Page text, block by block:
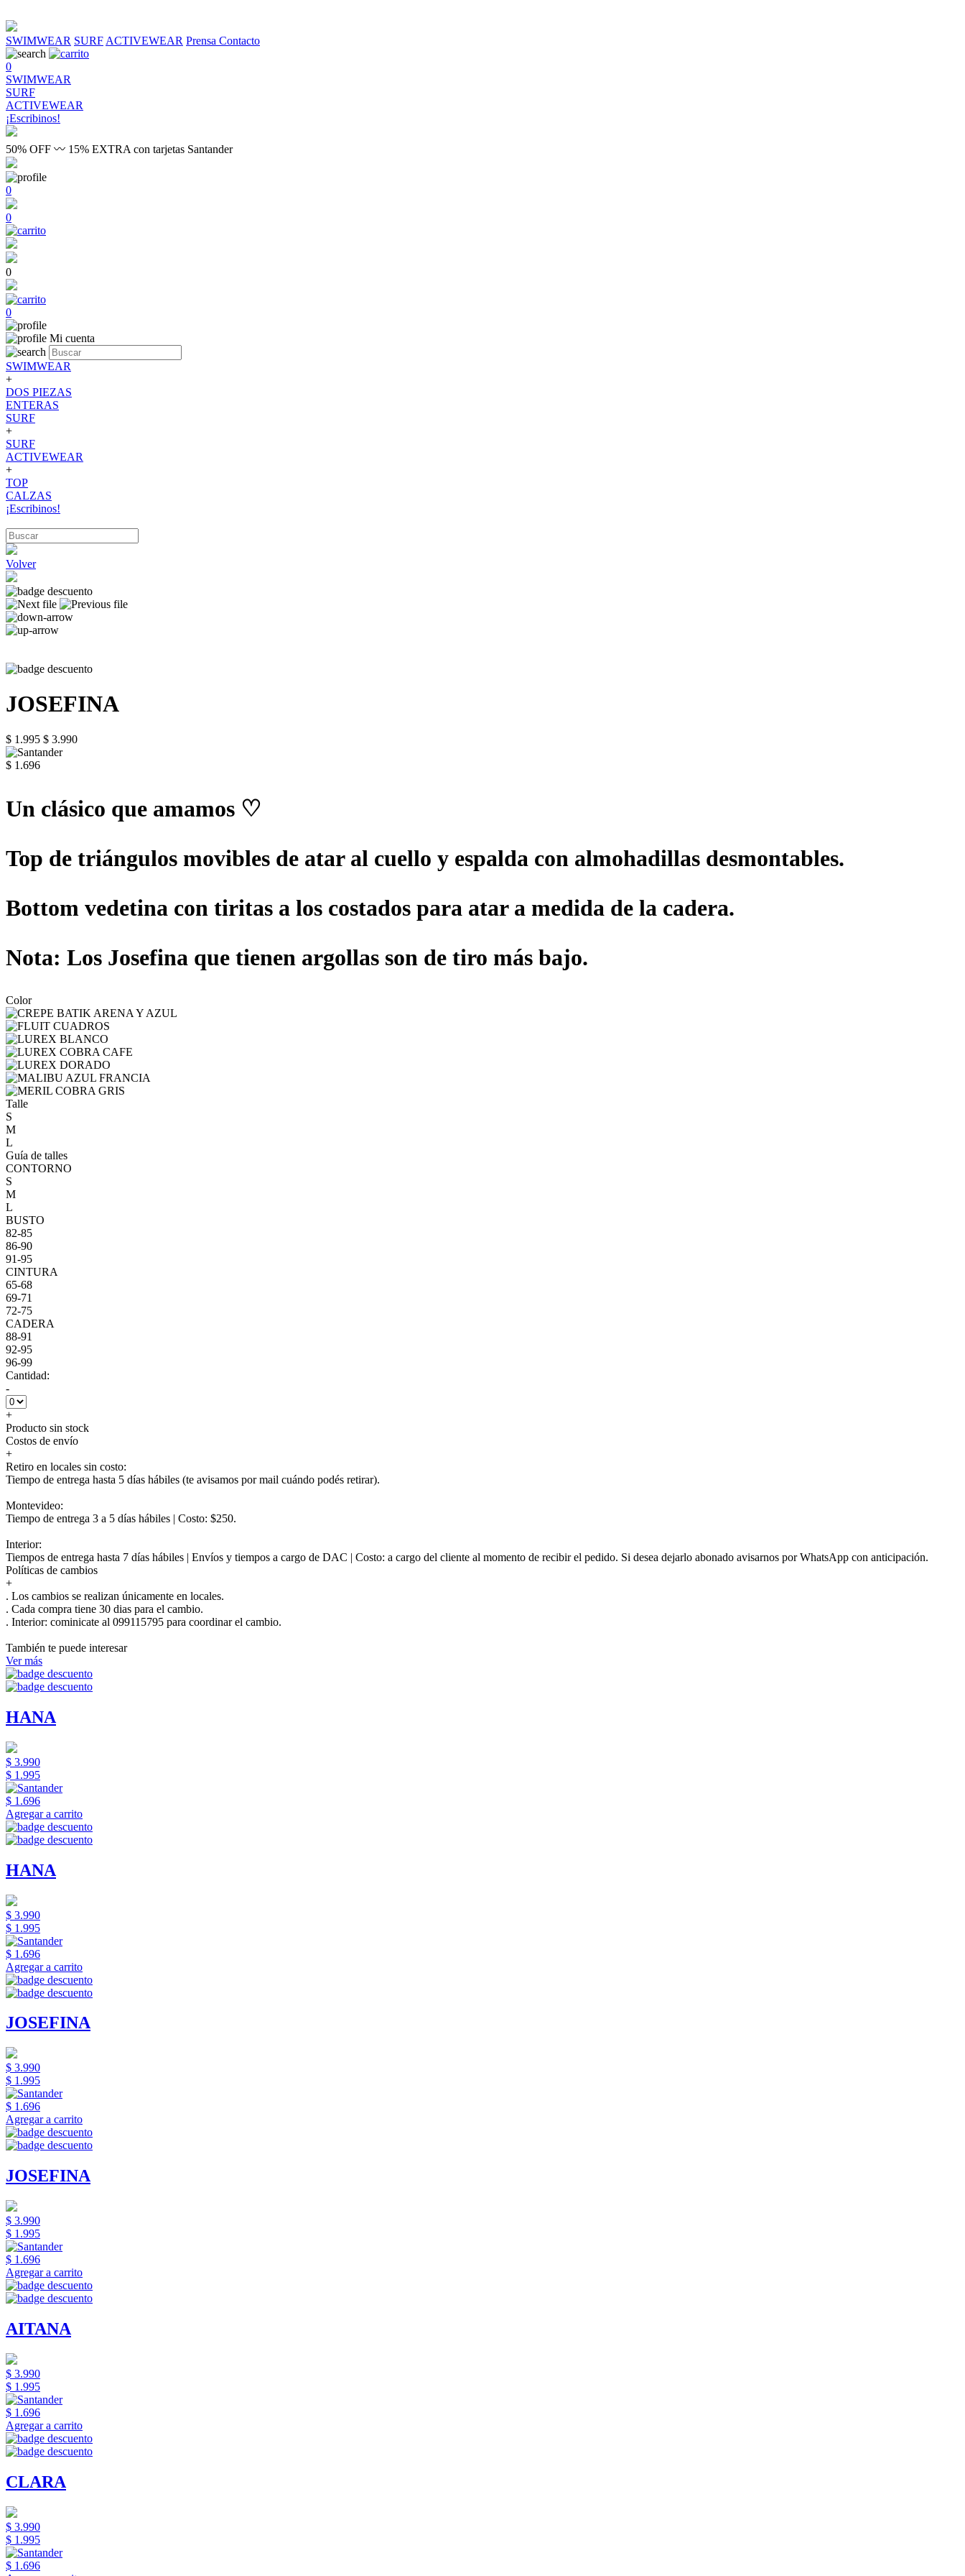
SWIMWEAR SURF ACTIVEWEAR Prensa Contacto
0
SWIMWEAR
SURF
ACTIVEWEAR
¡Escribinos!
50% OFF 〰 15% EXTRA con tarjetas Santander
0
0
0
0
Mi cuenta
SWIMWEAR
+
DOS PIEZAS
ENTERAS
SURF
+
SURF
ACTIVEWEAR
+
TOP
CALZAS
¡Escribinos!
Volver
JOSEFINA
$ 1.995 $ 3.990
$ 1.696
Un clásico que amamos ♡
Top de triángulos movibles de atar al cuello y espalda con almohadillas desmontables.
Bottom vedetina con tiritas a los costados para atar a medida de la cadera.
Nota: Los Josefina que tienen argollas son de tiro más bajo.
Color
Talle
S
M
L
Guía de talles
CONTORNO
S
M
L
BUSTO
82-85
86-90
91-95
CINTURA
65-68
69-71
72-75
CADERA
88-91
92-95
96-99
Cantidad:
-
+
Producto sin stock
Costos de envío
+
Retiro en locales sin costo:
Tiempo de entrega hasta 5 días hábiles (te avisamos por mail cuándo podés retirar).
Montevideo:
Tiempo de entrega 3 a 5 días hábiles | Costo: $250.
Interior:
Tiempos de entrega hasta 7 días hábiles | Envíos y tiempos a cargo de DAC | Costo: a cargo del cliente al momento de recibir el pedido. Si desea dejarlo abonado avisarnos por WhatsApp con anticipación.
Políticas de cambios
+
. Los cambios se realizan únicamente en locales.
. Cada compra tiene 30 dias para el cambio.
. Interior: cominicate al 099115795 para coordinar el cambio.
También te puede interesar
Ver más
HANA
$ 3.990
$ 1.995
$ 1.696
Agregar a carrito
HANA
$ 3.990
$ 1.995
$ 1.696
Agregar a carrito
JOSEFINA
$ 3.990
$ 1.995
$ 1.696
Agregar a carrito
JOSEFINA
$ 3.990
$ 1.995
$ 1.696
Agregar a carrito
AITANA
$ 3.990
$ 1.995
$ 1.696
Agregar a carrito
CLARA
$ 3.990
$ 1.995
$ 1.696